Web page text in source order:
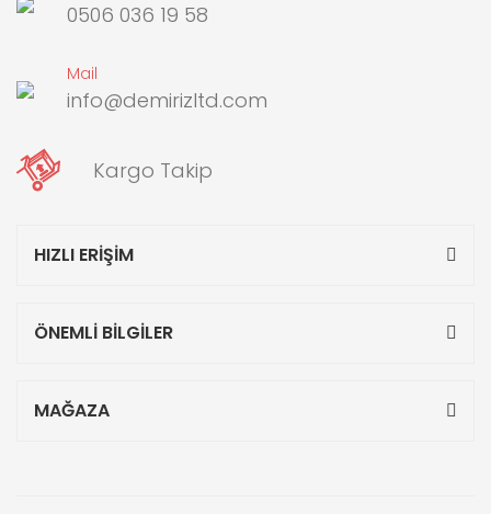
0506 036 19 58
Mail
info@demirizltd.com
Kargo Takip
HIZLI ERİŞİM
ÖNEMLİ BİLGİLER
MAĞAZA